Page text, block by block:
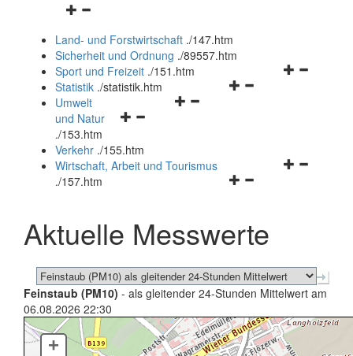
Navigationsmenü
und
schließen
Land- und Forstwirtschaft ./147.htm
Sicherheit und Ordnung ./89557.htm
Navigationsmenü
Sport und Freizeit ./151.htm
Navigationsmenü
Statistik ./statistik.htm
Navigationsmenü
und
schließen
Umwelt
und Natur
./153.htm
Verkehr ./155.htm
Navigationsmenü
schließen
Wirtschaft, Arbeit und Tourismus
./157.htm
Aktuelle Messwerte
Feinstaub (PM10) - als gleitender 24-Stunden Mittelwert am
06.08.2026 22:30
+